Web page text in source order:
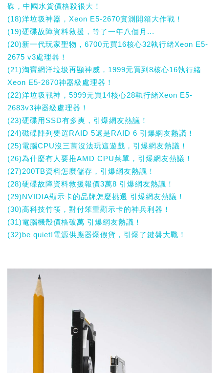
碟，中國水貨價格殺很大！
(18)洋垃圾神器，Xeon E5-2670實測開箱大作戰！
(19)硬碟故障資料救援，等了一年八個月...
(20)新一代玩家聖物，6700元買16核心32執行緒Xeon E5-
2675 v3處理器！
(21)淘寶網洋垃圾再顯神威，1999元買到8核心16執行緒
Xeon E5-2670神器級處理器！
(22)洋垃圾戰神，5999元買14核心28執行緒Xeon E5-
2683v3神器級處理器！
(23)硬碟用SSD有多爽，引爆網友熱議！
(24)磁碟陣列要選RAID 5還是RAID 6 引爆網友熱議！
(25)電腦CPU沒三萬沒法玩這遊戲，引爆網友熱議！
(26)為什麼有人要推AMD CPU菜單，引爆網友熱議！
(27)200TB資料怎麼儲存，引爆網友熱議！
(28)硬碟故障資料救援報價3萬8 引爆網友熱議！
(29)NVIDIA顯示卡的品牌怎麼挑選 引爆網友熱議！
(30)高科技竹筷，對付笨重顯示卡的神兵利器！
(31)電腦機殼價格破萬 引爆網友熱議！
(32)be quiet!電源供應器爆假貨，引爆了鍵盤大戰！